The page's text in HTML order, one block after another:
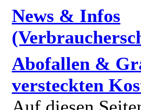
News & Infos
Abofallen &
versteckten